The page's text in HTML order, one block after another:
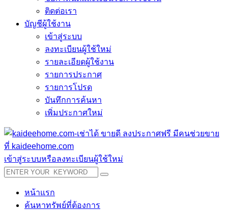
ติดต่อเรา
บัญชีผู้ใช้งาน
เข้าสู่ระบบ
ลงทะเบียนผู้ใช้ใหม่
รายละเอียดผู้ใช้งาน
รายการประกาศ
รายการโปรด
บันทึกการค้นหา
เพิ่มประกาศใหม่
เข้าสู่ระบบหรือลงทะเบียนผู้ใช้ใหม่
หน้าแรก
ค้นหาทรัพย์ที่ต้องการ